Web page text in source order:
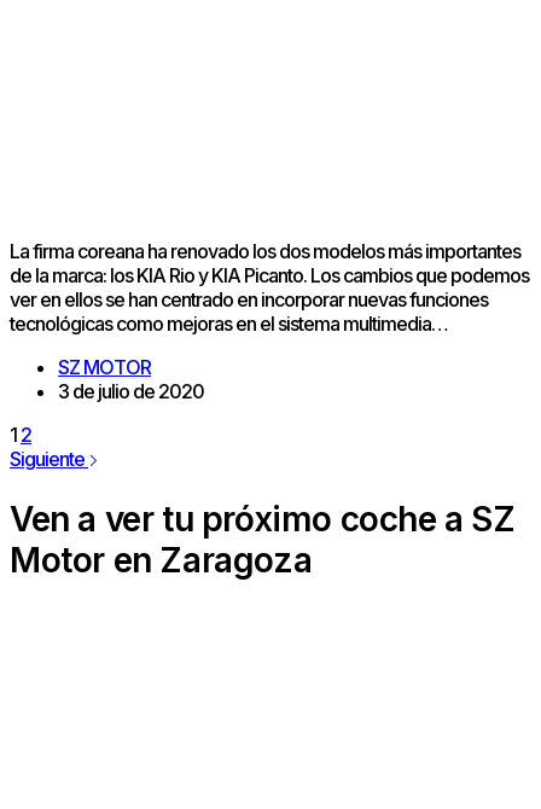
La firma coreana ha renovado los dos modelos más importantes
de la marca: los KIA Rio y KIA Picanto. Los cambios que podemos
ver en ellos se han centrado en incorporar nuevas funciones
tecnológicas como mejoras en el sistema multimedia…
SZ MOTOR
3 de julio de 2020
1 2
Siguiente
Ven a ver tu próximo coche a SZ
Motor en Zaragoza